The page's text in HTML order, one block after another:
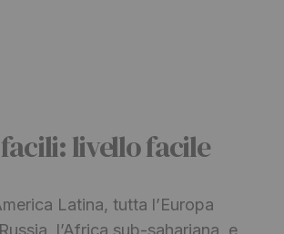
livello facile
Latina, tutta l’Europa
l’Africa sub-sahariana, e